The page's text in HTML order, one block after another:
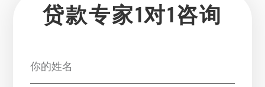
贷款专家1对1咨询